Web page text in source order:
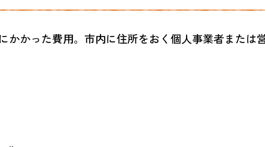
かかった費用。市内に住所をおく個人事業者または